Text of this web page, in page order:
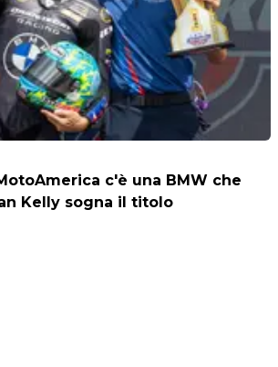
c'è una BMW che
Kelly sogna il titolo